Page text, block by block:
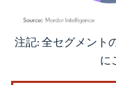
画像 © Mordor
注記: 全セグメント
に